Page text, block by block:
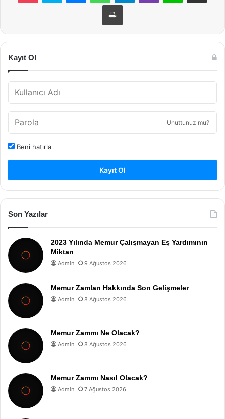
Yazdır
Kayıt Ol
Unuttunuz mu?
Beni hatırla
Kayıt Ol
Son Yazılar
2023 Yılında Memur Çalışmayan Eş Yardımının
Miktarı
Admin 9 Ağustos 2026
Memur Zamları Hakkında Son Gelişmeler
Admin 8 Ağustos 2026
Memur Zammı Ne Olacak?
Admin 8 Ağustos 2026
Memur Zammı Nasıl Olacak?
Admin 7 Ağustos 2026